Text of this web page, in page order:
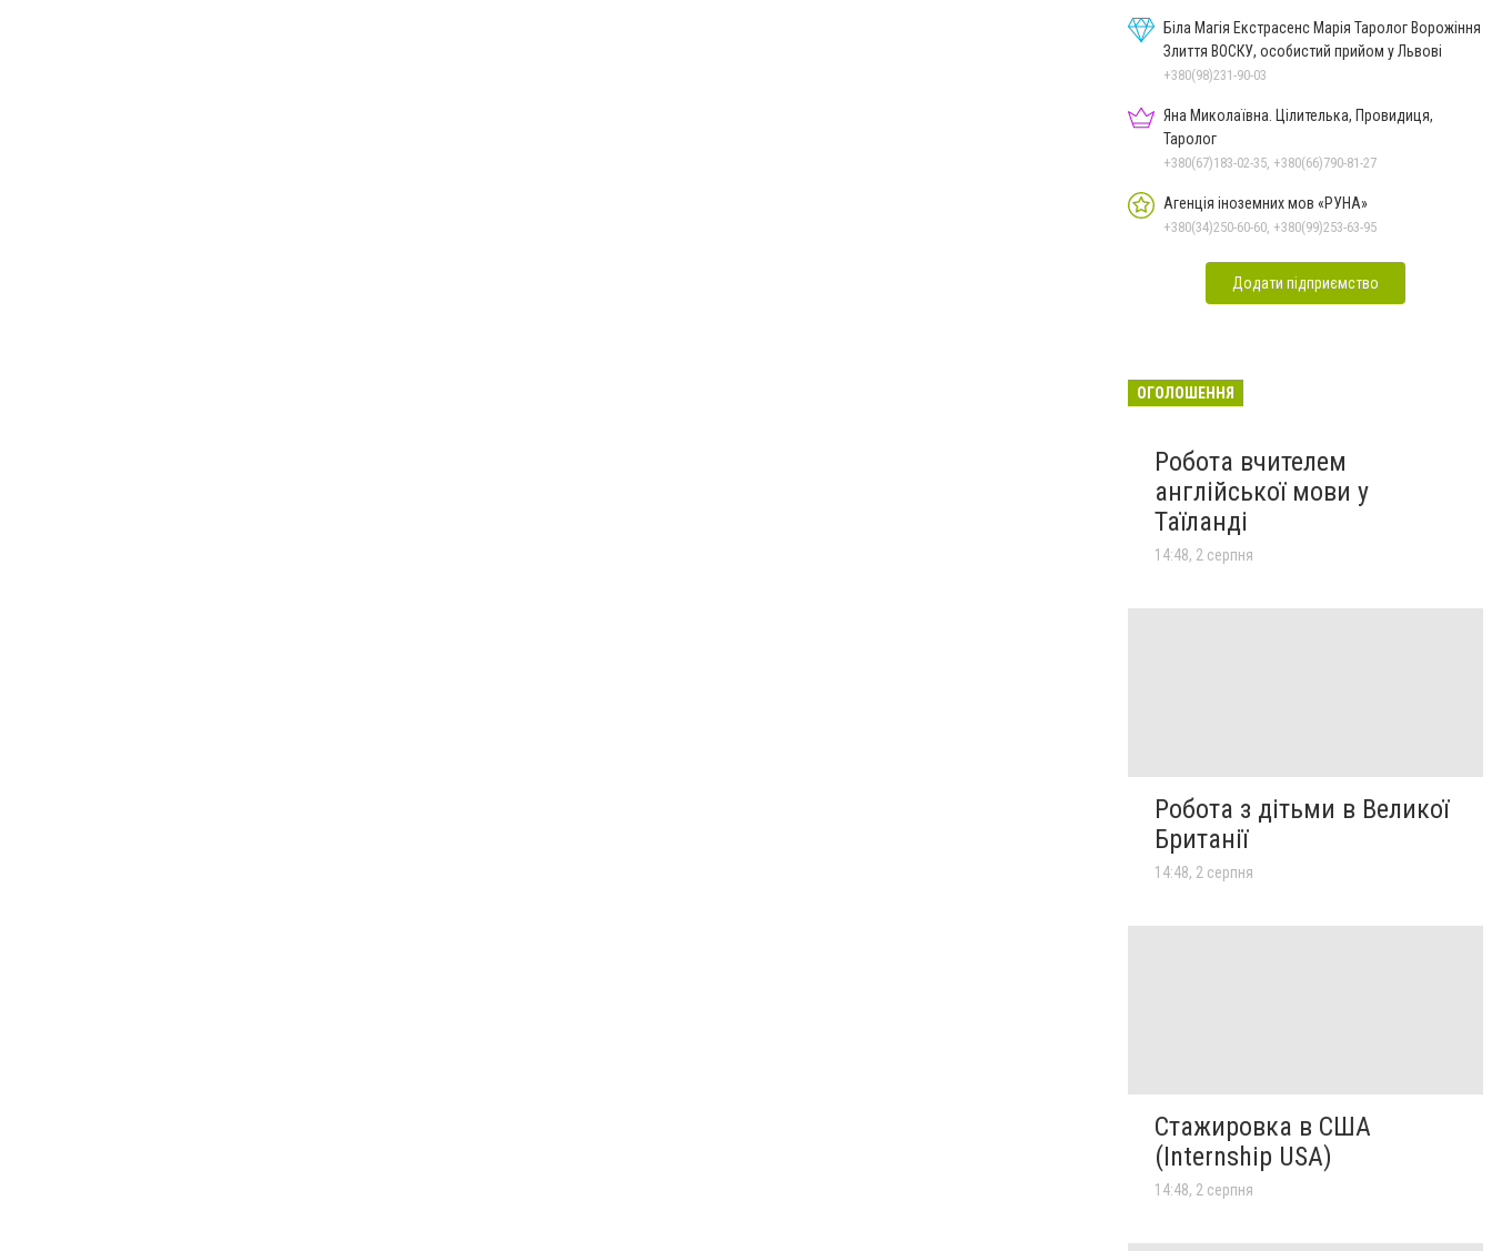
Біла Магія Екстрасенс Марія Таролог Ворожіння
Злиття ВОСКУ, особистий прийом у Львові
+380(98)231-90-03
Яна Миколаївна. Цілителька, Провидиця,
Таролог
+380(67)183-02-35, +380(66)790-81-27
Агенція іноземних мов «РУНА»
+380(34)250-60-60, +380(99)253-63-95
Додати підприємство
ОГОЛОШЕННЯ
Робота вчителем
англійської мови у
Таїланді
14:48, 2 серпня
Робота з дітьми в Великої
Британії
14:48, 2 серпня
Стажировка в США
(Internship USA)
14:48, 2 серпня